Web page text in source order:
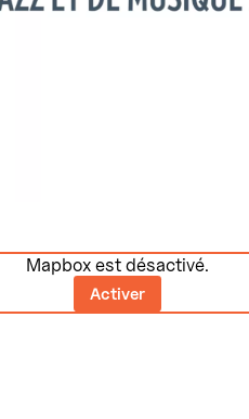
Mapbox est désactivé.
Activer